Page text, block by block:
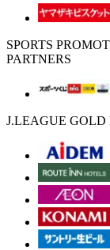
SPORTS
PARTNERS
J.LEAGUE GOLD